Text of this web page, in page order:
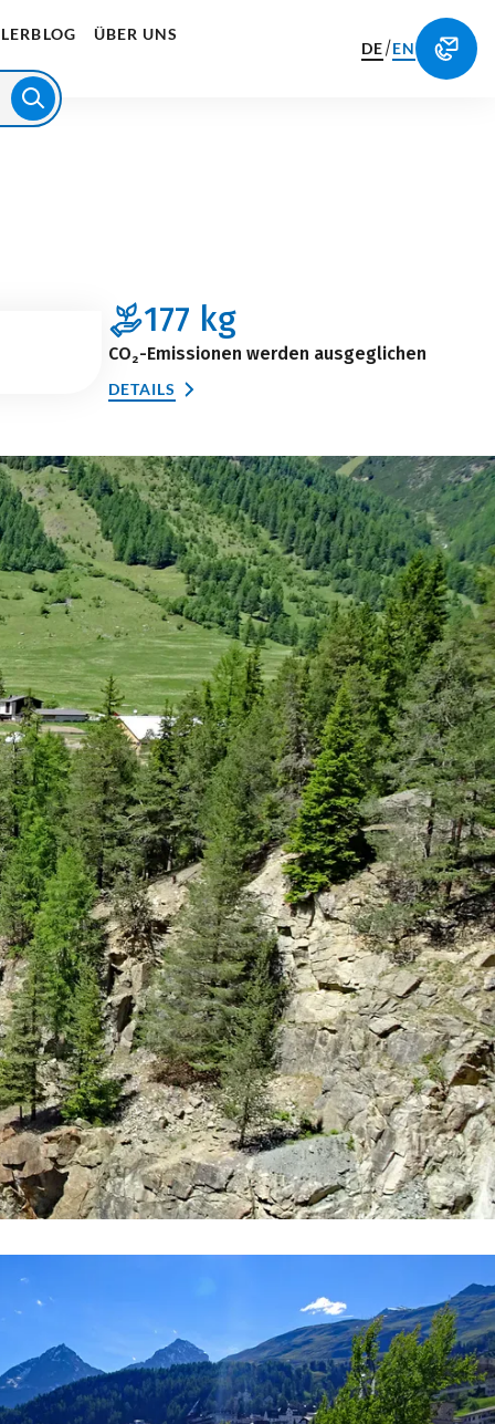
ÜBER UNS
DE/EN
177 kg
CO₂-Emissionen werden ausgeglichen
DETAILS